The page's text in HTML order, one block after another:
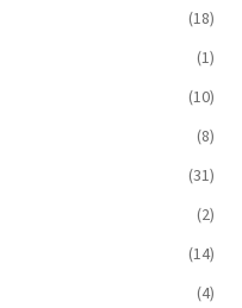
(18)
(1)
(10)
(8)
(31)
(2)
(14)
(4)